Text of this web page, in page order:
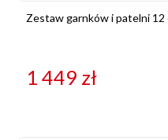
Zestaw garnków i patelni
1 449 zł